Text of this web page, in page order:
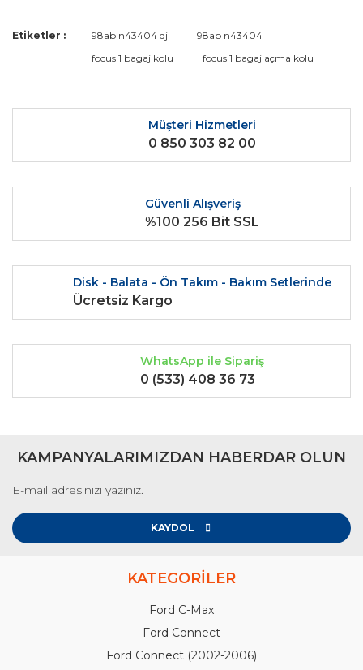
Bu ürüne ilk yorumu siz yapın!
Yorum Yaz
Bu ürünün fiyat bilgisi, resim, ürün açıklamalarında ve diğer
kullanarak tarafımıza iletebilirsiniz.
Ürün resmi kalitesiz, bozuk veya görüntülenemiyor.
Ürün açıklamasında eksik bilgiler bulunuyor.
Ürün bilgilerinde hatalar bulunuyor.
Ürün fiyatı diğer sitelerden daha pahalı.
Bu ürüne benzer farklı alternatifler olmalı.
Gönder
Etiketler : 98ab n43404 dj
98ab n43404
focus 1 bagaj kolu
focus 1 bagaj açma kolu
Müşteri Hizmetleri
0 850 303 82 00
Güvenli Alışveriş
%100 256 Bit SSL
Disk - Balata - Ön Takım - Bakım Setlerinde
Ücretsiz Kargo
WhatsApp ile Sipariş
0 (533) 408 36 73
KAMPANYALARIMIZDAN HABERDAR OLUN
KAYDOL
KATEGORİLER
Ford C-Max
Ford Connect
Ford Connect (2002-2006)